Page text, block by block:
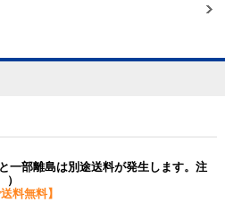
一部離島は別途送料が発生します。注
料無料】